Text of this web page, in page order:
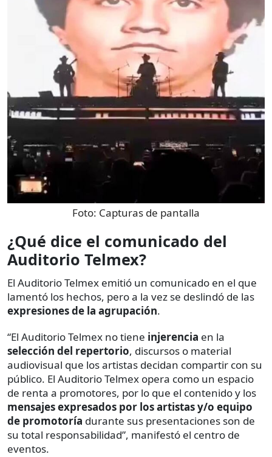
Foto: Capturas de pantalla
¿Qué dice el comunicado del
Auditorio Telmex?
El Auditorio Telmex emitió un comunicado en el que
lamentó los hechos, pero a la vez se deslindó de las
expresiones de la agrupación.
“El Auditorio Telmex no tiene injerencia en la
selección del repertorio, discursos o material
audiovisual que los artistas decidan compartir con su
público. El Auditorio Telmex opera como un espacio
de renta a promotores, por lo que el contenido y los
mensajes expresados por los artistas y/o equipo
de promotoría durante sus presentaciones son de
su total responsabilidad”, manifestó el centro de
eventos.